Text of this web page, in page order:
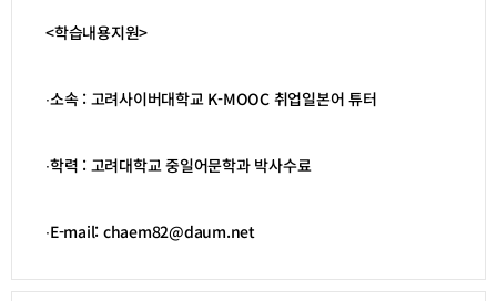
<학습내용지원>
∙소속 : 고려사이버대학교 K-MOOC 취업일본어 튜터
∙학력 : 고려대학교 중일어문학과 박사수료
∙E-mail: chaem82@daum.net